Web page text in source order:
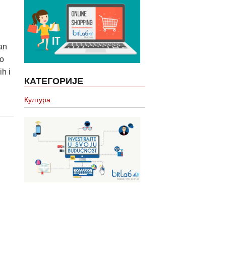
i
КАТЕГОРИЈЕ
Култура